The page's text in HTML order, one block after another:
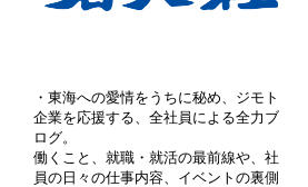
・東海への愛情をうちに秘め、ジモト
企業を応援する、全社員による全力ブ
ログ。
働くこと、就職・就活の最前線や、社
員の日々の仕事内容、イベントの裏側